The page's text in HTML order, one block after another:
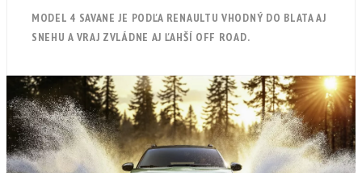
MODEL 4 SAVANE JE PODĽA RENAULTU VHODNÝ DO BLATA AJ
SNEHU A VRAJ ZVLÁDNE AJ ĽAHŠÍ OFF ROAD.